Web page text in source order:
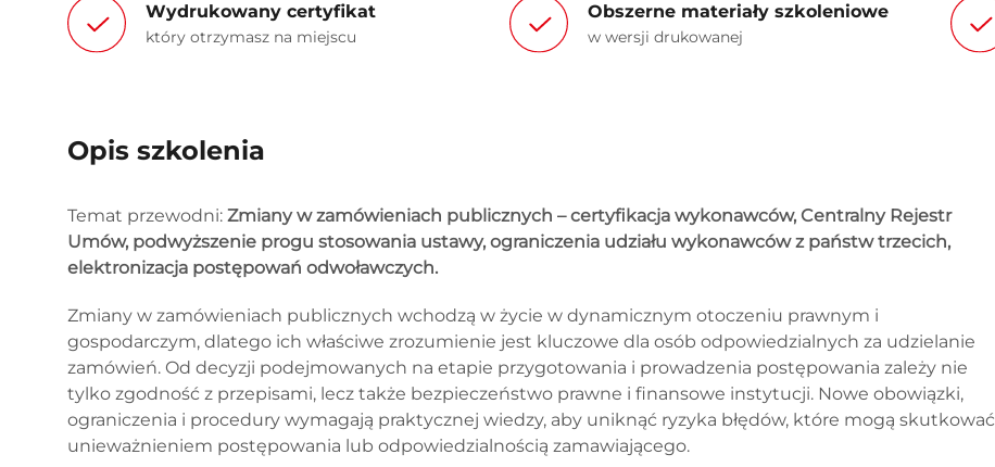
Wydrukowany certyfikat
który otrzymasz na miejscu
Obszerne materiały szkoleniowe
w wersji drukowanej
Opis szkolenia
Temat przewodni: Zmiany w zamówieniach publicznych – certyfikacja wykonawców, Centralny Rejestr
Umów, podwyższenie progu stosowania ustawy, ograniczenia udziału wykonawców z państw trzecich,
elektronizacja postępowań odwoławczych.
Zmiany w zamówieniach publicznych wchodzą w życie w dynamicznym otoczeniu prawnym i
gospodarczym, dlatego ich właściwe zrozumienie jest kluczowe dla osób odpowiedzialnych za udzielanie
zamówień. Od decyzji podejmowanych na etapie przygotowania i prowadzenia postępowania zależy nie
tylko zgodność z przepisami, lecz także bezpieczeństwo prawne i finansowe instytucji. Nowe obowiązki,
ograniczenia i procedury wymagają praktycznej wiedzy, aby uniknąć ryzyka błędów, które mogą skutkować
unieważnieniem postępowania lub odpowiedzialnością zamawiającego.